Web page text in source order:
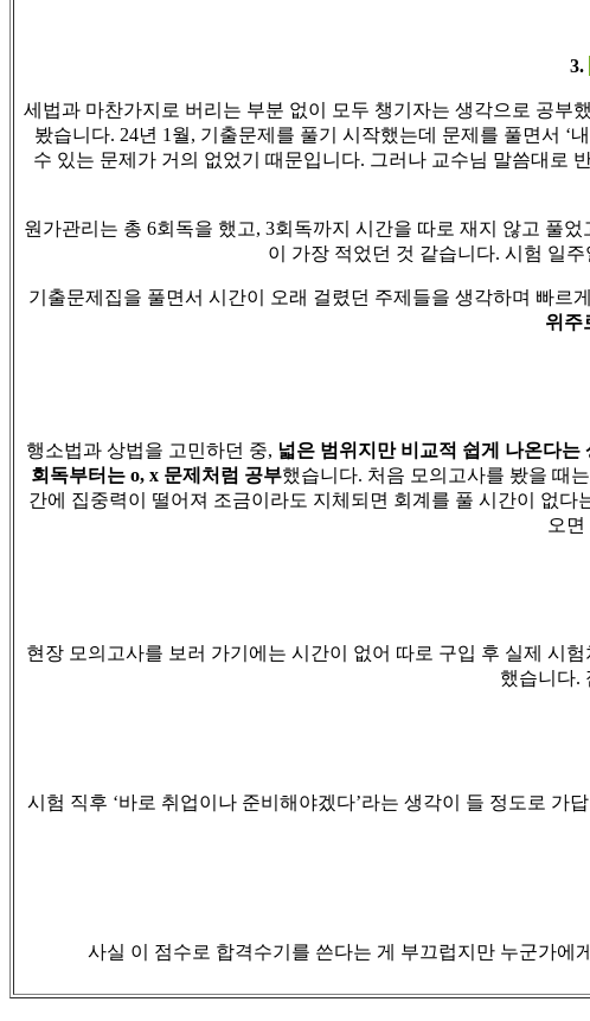
3.
세법과 마찬가지로 버리는 부분 없이 모두 챙기자는 생각으로 공부
봤습니다. 24년 1 월, 기출문제를 풀기 시작했는데 문제를 풀면서 ‘
수 있는 문제가 거의 없었기 때문입니다. 그러나 교수님 말씀대로
원가관리는 총 6회독을 했고, 3회독까지 시간을 따로 재지 않고 풀었
이 가장 적었던 것 같습니다. 시험 일주
기출문제집을 풀면서 시간이 오래 걸렸던 주제들을 생각하며 빠르
위주
행소법과 상법을 고민하던 중, 넓은 범위지만 비교적 쉽게 나온다는
회독부터는 o, x 문제처럼 공부했습니다. 처음 모의고사를 봤을 때
간에 집중력이 떨어져 조금이라도 지체되면 회계를 풀 시간이 없
오
현장 모의고사를 보러 가기에는 시간이 없어 따로 구입 후 실제 시
했습니다.
시험 직후 ‘바로 취업이나 준비해야겠다’라는 생각이 들 정도로 가
사실 이 점수로 합격수기를 쓴다는 게 부끄럽지만 누군가